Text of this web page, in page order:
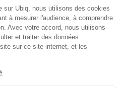
0 €
du
sur Ubiq, nous utilisons des cookies
à mesurer l'audience, à comprendre
Avec votre accord, nous utilisons
et traiter des données
sur ce site internet, et les